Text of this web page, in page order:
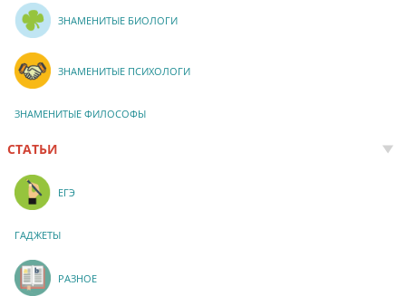
ЗНАМЕНИТЫЕ БИОЛОГИ
ЗНАМЕНИТЫЕ ПСИХОЛОГИ
ЗНАМЕНИТЫЕ ФИЛОСОФЫ
СТАТЬИ
ЕГЭ
ГАДЖЕТЫ
РАЗНОЕ